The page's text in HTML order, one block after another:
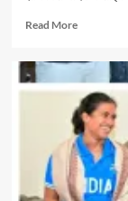
Read MoreRead
ज्ञानेश्वरी
की
सफलता
से
राज्य
के
युवा
लेंगे